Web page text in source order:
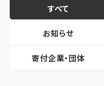
すべて
お知らせ
寄付企業・団体